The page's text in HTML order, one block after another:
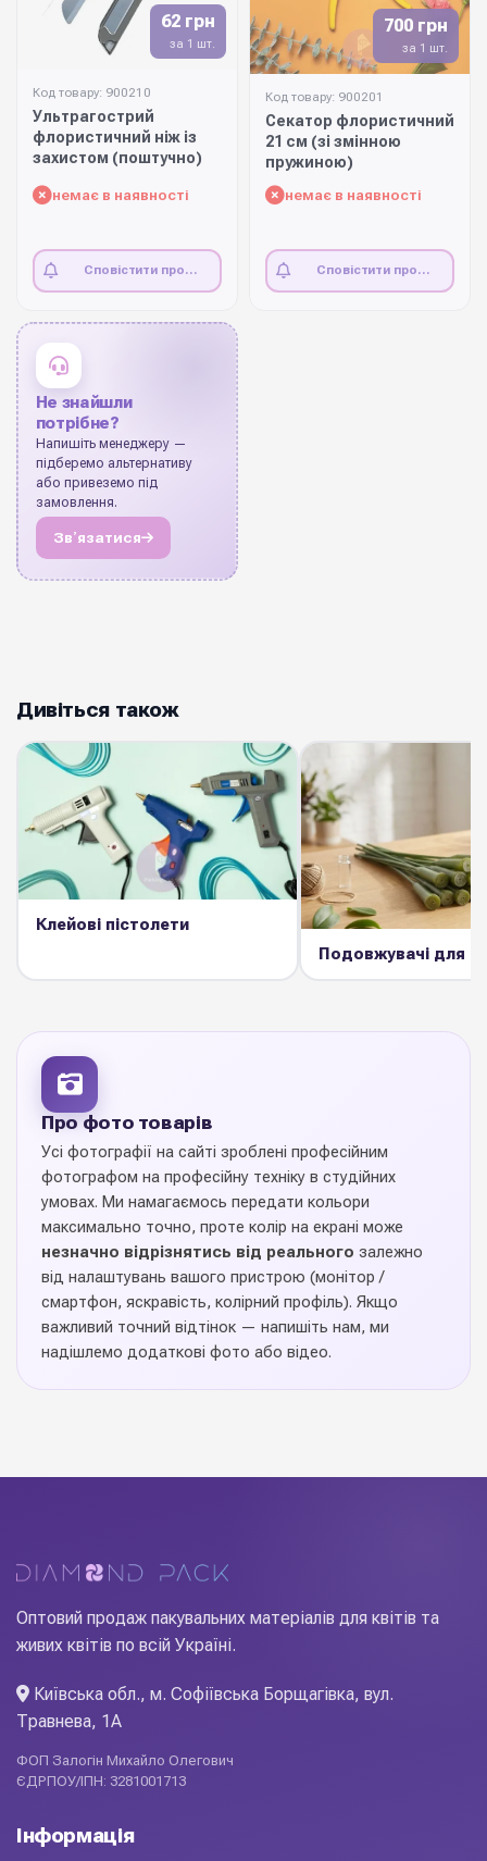
62 грн
за 1 шт.
Код товару: 900210
Ультрагострий
флористичний ніж із
захистом (поштучно)
немає в наявності
Сповістити про
700 грн
за 1 шт.
Код товару: 900201
Секатор флористичний
21 см (зі змінною
пружиною)
немає в наявності
Сповістити про
Не знайшли
потрібне?
Напишіть менеджеру —
підберемо альтернативу
або привеземо під
замовлення.
Звʼязатися
Дивіться також
Клейові пістолети
Подовжувачі для
Про фото товарів
Усі фотографії на сайті зроблені професійним
фотографом на професійну техніку в студійних
умовах. Ми намагаємось передати кольори
максимально точно, проте колір на екрані може
незначно відрізнятись від реального залежно
від налаштувань вашого пристрою (монітор /
смартфон, яскравість, колірний профіль). Якщо
важливий точний відтінок — напишіть нам, ми
надішлемо додаткові фото або відео.
Оптовий продаж пакувальних матеріалів для квітів та
живих квітів по всій Україні.
Київська обл., м. Софіївська Борщагівка, вул.
Травнева, 1А
ФОП Залогін Михайло Олегович
ЄДРПОУ/ІПН: 3281001713
Інформація